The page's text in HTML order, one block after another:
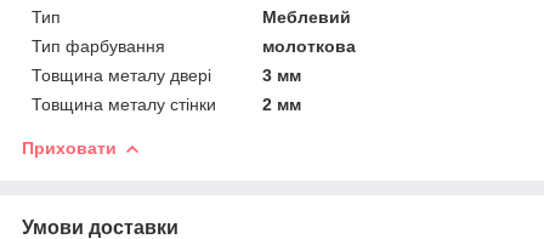
Тип
Меблевий
Тип фарбування
молоткова
Товщина металу двері
3 мм
Товщина металу стінки
2 мм
Приховати
Умови доставки